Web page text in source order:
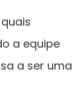
a equipe
a ser uma